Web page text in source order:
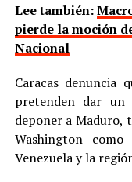
Lee también:
pierde la moción
Nacional
Caracas denuncia
pretenden dar un
deponer a Maduro,
Washington
Venezuela y la